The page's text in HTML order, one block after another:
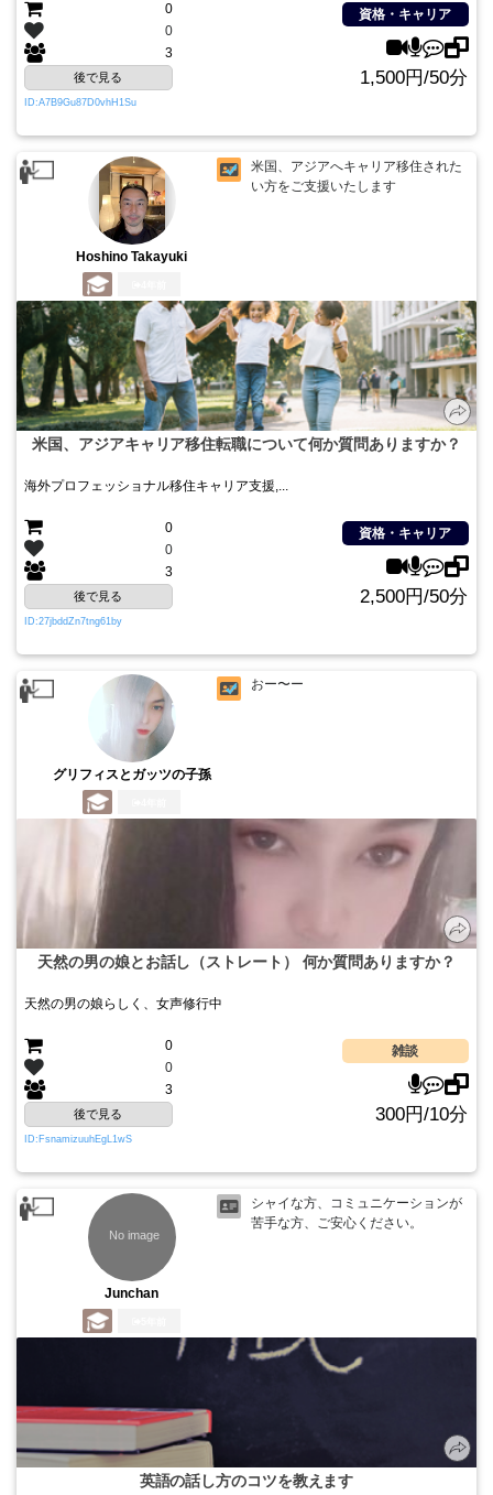
0
0
3
資格・キャリア
後で見る 1,500円/50分
ID:A7B9Gu87D0vhH1Su
Hoshino Takayuki
米国、アジアへキャリア移住された
い方をご支援いたします
米国、アジアキャリア移住転職について何か質問ありますか？
海外プロフェッショナル移住キャリア支援,...
0
0
3
資格・キャリア
後で見る 2,500円/50分
ID:27jbddZn7tng61by
グリフィスとガッツの子孫
おー〜ー
天然の男の娘とお話し（ストレート） 何か質問ありますか？
天然の男の娘らしく、女声修行中
0
0
3
雑談
後で見る 300円/10分
ID:FsnamizuuhEgL1wS
Junchan
シャイな方、コミュニケーションが
苦手な方、ご安心ください。
英語の話し方のコツを教えます